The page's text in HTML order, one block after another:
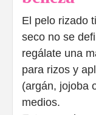
El pelo rizado
seco no se
regálate una
para rizos y
(argán, jojoba
medios.